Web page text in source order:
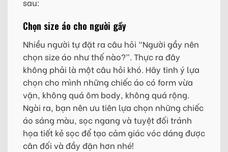
Chọn size áo cho người gầy
Nhiều người tự đặt ra câu hỏi “Người gầy nên
chọn size áo như thế nào?”. Thực ra đây
không phải là một câu hỏi khó. Hãy tinh ý lựa
chọn cho mình những chiếc áo có form vừa
vặn, không quá ôm body, không quá rộng.
Ngài ra, bạn nên ưu tiên lựa chọn những chiếc
áo sáng màu, sọc ngang và tuyệt đối tránh
họa tiết kẻ sọc để tạo cảm giác vóc dáng được
cân đối và đầy đặn hơn nhé!